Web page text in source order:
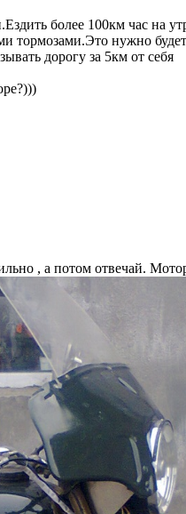
более 100км час на
тормозами.Это нужно
дорогу за 5км от себя
, а потом отвечай.